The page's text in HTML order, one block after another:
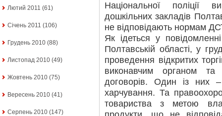
Лютий 2011 (61)
Січень 2011 (106)
Грудень 2010 (88)
Листопад 2010 (49)
Жовтень 2010 (75)
Вересень 2010 (41)
Серпень 2010 (147)
Національної поліції
дошкільних закладів
не відповідають нормам
Як ідеться у
Полтавській області, у
проведення відкритих
виконавчим органом
договорів. Один із них
харчування. Та
товариства з метою